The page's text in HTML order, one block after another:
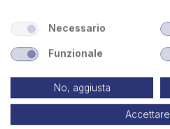
SIDEROS ENGINEERING
Necessario
Funzionale
No, aggiusta